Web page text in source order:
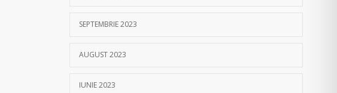
SEPTEMBRIE 2023
AUGUST 2023
IUNIE 2023